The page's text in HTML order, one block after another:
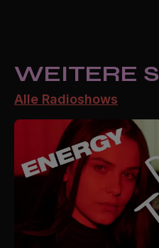
WEITERE
Alle Radioshows